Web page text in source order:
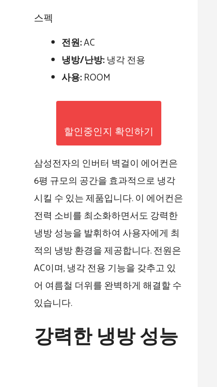
스펙
전원:AC
냉방/난방:냉각 전용
사용:ROOM
할인중인지 확인하기
삼성전자의 인버터 벽걸이 에어컨은
6평 규모의 공간을 효과적으로 냉각
시킬 수 있는 제품입니다. 이 에어컨은
전력 소비를 최소화하면서도 강력한
냉방 성능을 발휘하여 사용자에게 최
적의 냉방 환경을 제공합니다. 전원은
AC이며, 냉각 전용 기능을 갖추고 있
어 여름철 더위를 완벽하게 해결할 수
있습니다.
강력한 냉방 성능